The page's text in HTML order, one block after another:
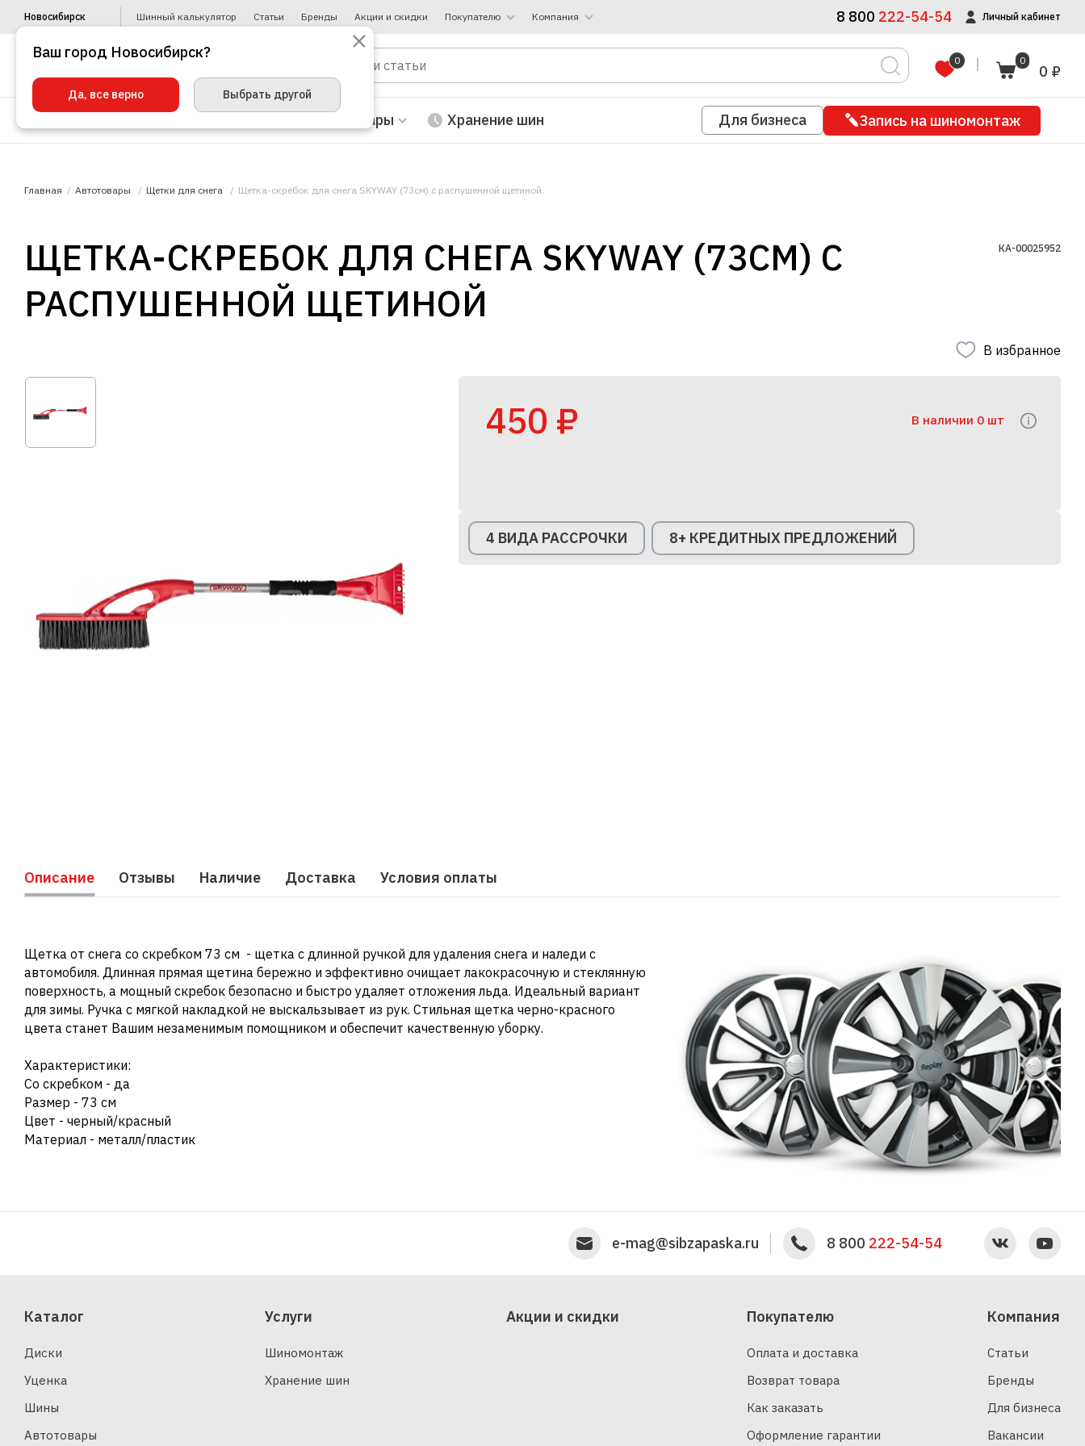
Новосибирск Шинный калькулятор Статьи Бренды Акции и скидки Покупателю Компания 8 800 222-54-54 Личный кабинет
0 0
0 ₽
Автотовары Хранение шин Для бизнеса Запись на шиномонтаж
Главная Автотовары Щетки для снега Щетка-скребок для снега SKYWAY (73см) с распушенной щетиной
ЩЕТКА-СКРЕБОК ДЛЯ СНЕГА SKYWAY (73СМ) С
РАСПУШЕННОЙ ЩЕТИНОЙ
КА-00025952
В избранное
450 ₽ В наличии 0 шт
4 ВИДА РАССРОЧКИ 8+ КРЕДИТНЫХ ПРЕДЛОЖЕНИЙ
Описание Отзывы Наличие Доставка Условия оплаты
Щетка от снега со скребком 73 см - щетка с длинной ручкой для удаления снега и наледи с
автомобиля. Длинная прямая щетина бережно и эффективно очищает лакокрасочную и стеклянную
поверхность, а мощный скребок безопасно и быстро удаляет отложения льда. Идеальный вариант
для зимы. Ручка с мягкой накладкой не выскальзывает из рук. Стильная щетка черно-красного
цвета станет Вашим незаменимым помощником и обеспечит качественную уборку.
Характеристики:
Со скребком - да
Размер - 73 см
Цвет - черный/красный
Материал - металл/пластик
e-mag@sibzapaska.ru 8 800 222-54-54
Каталог
Диски
Уценка
Шины
Автотовары
Услуги
Шиномонтаж
Хранение шин
Акции и скидки Покупателю
Оплата и доставка
Возврат товара
Как заказать
Оформление гарантии
Компания
Статьи
Бренды
Для бизнеса
Вакансии
Ваш город Новосибирск?
Да, все верно Выбрать другой